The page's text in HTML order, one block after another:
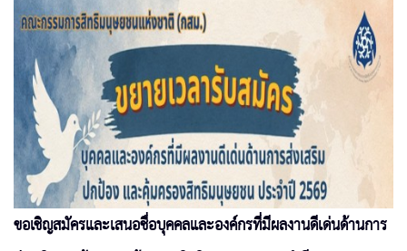
ขอเชิญสมัครและเสนอชื่อบุคคลและองค์กรที่มีผลงานดีเด่นด้านการ